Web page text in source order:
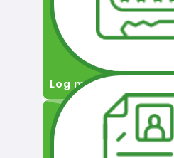
Log masuk